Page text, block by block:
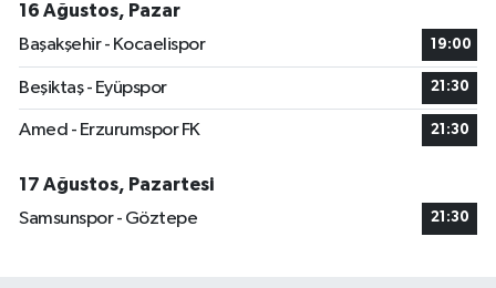
16 Ağustos, Pazar
Başakşehir - Kocaelispor
19:00
Beşiktaş - Eyüpspor 21:30
Amed - Erzurumspor FK 21:30
17 Ağustos, Pazartesi
Samsunspor - Göztepe
21:30